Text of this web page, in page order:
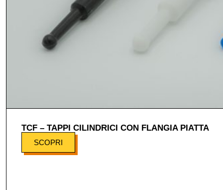
TCF – TAPPI CILINDRICI CON FLANGIA PIATTA
SCOPRI